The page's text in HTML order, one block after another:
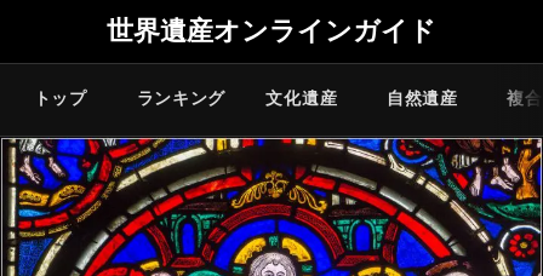
世界遺産オンラインガイド
トップ ランキング 文化遺産 自然遺産 複